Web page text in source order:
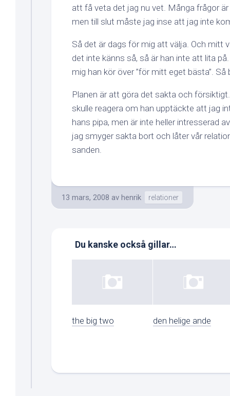
att få veta det jag nu vet. Många frågor
men till slut måste jag inse att jag inte
Så det är dags för mig att välja. Och mitt
det inte känns så, så är han inte att lita
mig han kör över ”för mitt eget bästa”.
Planen är att göra det sakta och
skulle reagera om han upptäckte att jag
hans pipa, men är inte heller intresserad
jag smyger sakta bort och låter vår
sanden.
13 mars, 2008 av henrik relationer
Du kanske också gillar…
the big two den helige ande